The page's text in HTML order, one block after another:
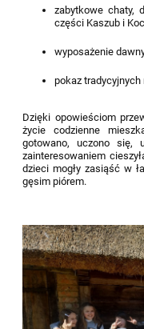
zabytkowe chaty,
części Kaszub i
wyposażenie
pokaz tradycyjnych
Dzięki opowieściom
życie codzienne
gotowano, uczono się,
zainteresowaniem
dzieci mogły zasiąść w
gęsim piórem.